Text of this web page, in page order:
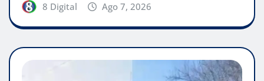
8 Digital Ago 7, 2026